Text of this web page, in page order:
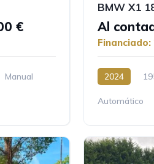
€
Manual
BMW X1
Al
Financiado:
2024
Automático